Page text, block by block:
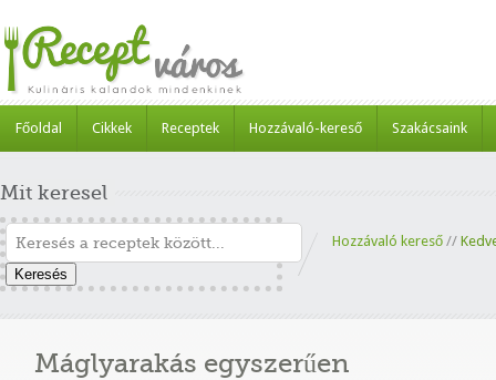
Főoldal Cikkek Receptek Hozzávaló-kereső Szakácsaink
Mit keresel
Keresés
Hozzávaló kereső //
Máglyarakás egyszerűen